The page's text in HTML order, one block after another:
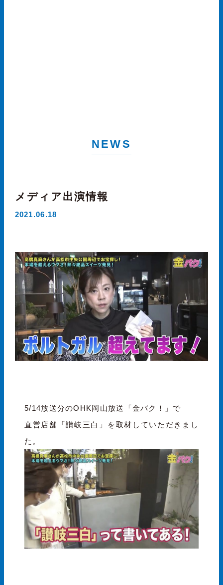
NEWS
メディア出演情報
2021.06.18
5/14放送分のOHK岡山放送「金バク！」 で
直営店舗「讃岐三白」を取材していただきまし
た。